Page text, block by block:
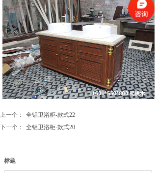
上一个：
全铝卫浴柜-款式22
下一个：
全铝卫浴柜-款式20
标题